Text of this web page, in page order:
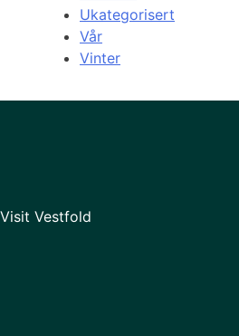
Ukategorisert
Vår
Vinter
Visit Vestfold